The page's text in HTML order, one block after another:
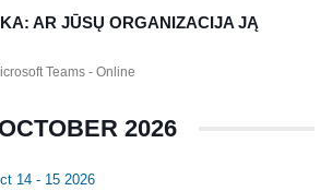
AR JŪSŲ ORGANIZACIJA JĄ
Teams - Online
OCTOBER 2026
14 - 15 2026